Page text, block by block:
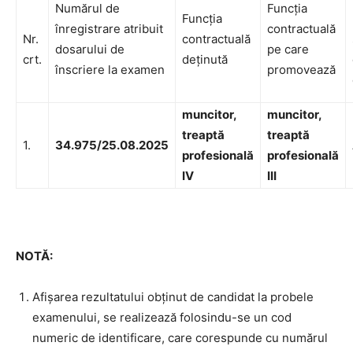
Nr.
crt.
Numărul de
înregistrare atribuit
dosarului de
înscriere la examen
Funcția
contractuală
deținută
Funcția
contractuală
pe care
promovează
1. 34.975/25.08.2025
muncitor,
treaptă
profesională
IV
muncitor,
treaptă
profesională
III
NOTĂ:
Afișarea rezultatului obținut de candidat la probele
examenului, se realizează folosindu-se un cod
numeric de identificare, care corespunde cu numărul